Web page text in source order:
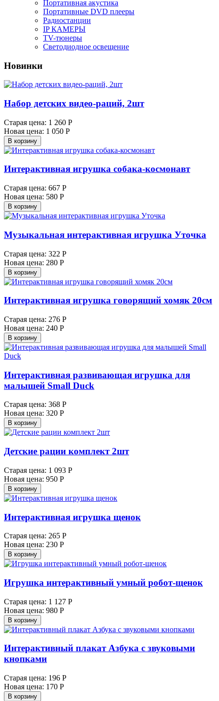
Портативная акустика
Портативные DVD плееры
Радиостанции
IP КАМЕРЫ
TV-тюнеры
Светодиодное освещение
Новинки
Набор детских видео-раций, 2шт
Старая цена: 1 260 Р
Новая цена: 1 050 Р
В корзину
Интерактивная игрушка собака-космонавт
Старая цена: 667 Р
Новая цена: 580 Р
В корзину
Музыкальная интерактивная игрушка Уточка
Старая цена: 322 Р
Новая цена: 280 Р
В корзину
Интерактивная игрушка говорящий хомяк 20см
Старая цена: 276 Р
Новая цена: 240 Р
В корзину
Интерактивная развивающая игрушка для
малышей Small Duck
Старая цена: 368 Р
Новая цена: 320 Р
В корзину
Детские рации комплект 2шт
Старая цена: 1 093 Р
Новая цена: 950 Р
В корзину
Интерактивная игрушка щенок
Старая цена: 265 Р
Новая цена: 230 Р
В корзину
Игрушка интерактивный умный робот-щенок
Старая цена: 1 127 Р
Новая цена: 980 Р
В корзину
Интерактивный плакат Азбука с звуковыми
кнопками
Старая цена: 196 Р
Новая цена: 170 Р
В корзину